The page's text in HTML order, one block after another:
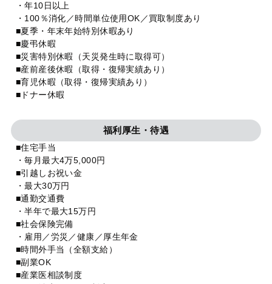
・年10日以上
・100％消化／時間単位使用OK／買取制度あり
■夏季・年末年始特別休暇あり
■慶弔休暇
■災害特別休暇（天災発生時に取得可）
■産前産後休暇（取得・復帰実績あり）
■育児休暇（取得・復帰実績あり）
■ドナー休暇
福利厚生・待遇
■住宅手当
・毎月最大4万5,000円
■引越しお祝い金
・最大30万円
■通勤交通費
・半年で最大15万円
■社会保険完備
・雇用／労災／健康／厚生年金
■時間外手当（全額支給）
■副業OK
■産業医相談制度